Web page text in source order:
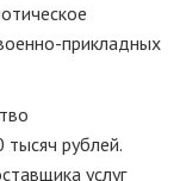
прикладных
рублей.
услуг